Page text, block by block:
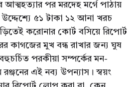
আত্মহত্যার পর মরদেহ মর্গে পাঠায়
উদ্দেশ্যে ৫১ টাকা ১২ আনা খরচ
করোনার কোর্ট বসিয়ে রিপোর্ট
কাগজের মুখ বন্ধ রাখার জন্য ঘুষ
পরকীয়া সম্পর্কের মন-
রঞ্জনের এই নব্য উপন্যাস। স্বয়ং